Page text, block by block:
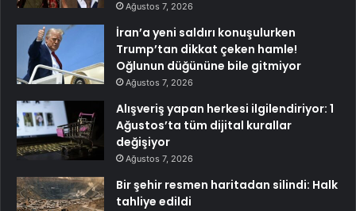
Ağustos 7, 2026
İran’a yeni saldırı konuşulurken
Trump’tan dikkat çeken hamle!
Oğlunun düğününe bile gitmiyor
Ağustos 7, 2026
Alışveriş yapan herkesi ilgilendiriyor: 1
Ağustos’ta tüm dijital kurallar
değişiyor
Ağustos 7, 2026
Bir şehir resmen haritadan silindi: Halk
tahliye edildi